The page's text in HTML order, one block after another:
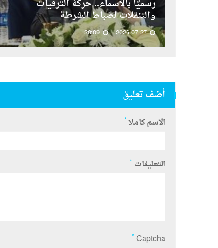
رسميًا بالأسماء.. حركة الترقيات
والتنقلات لضباط الشرطة
2026-07-27
20:09
أضف تعليق
الاسم كاملا *
التعليقات *
Captcha
*